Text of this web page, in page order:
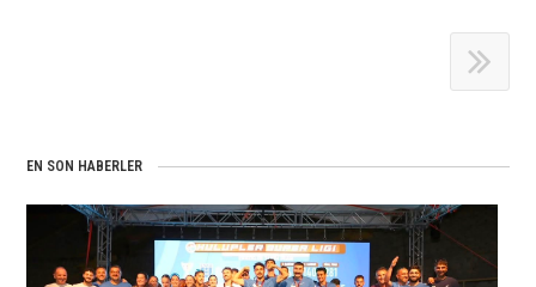
EN SON HABERLER